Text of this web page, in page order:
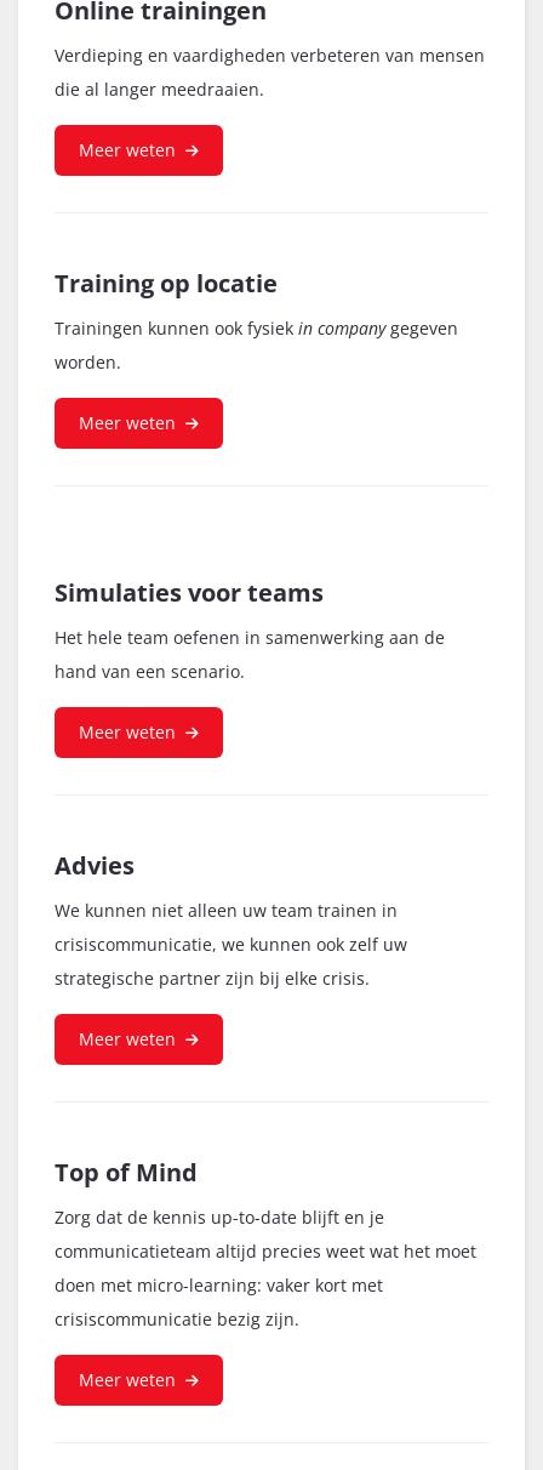
Online trainingen
Verdieping en vaardigheden verbeteren van mensen
die al langer meedraaien.
Meer weten
Training op locatie
Trainingen kunnen ook fysiek in companygegeven
worden.
Meer weten
Simulaties voor teams
Het hele team oefenen in samenwerking aan de
hand van een scenario.
Meer weten
Advies
We kunnen niet alleen uw team trainen in
crisiscommunicatie, we kunnen ook zelf uw
strategische partner zijn bij elke crisis.
Meer weten
Top of Mind
Zorg dat de kennis up-to-date blijft en je
communicatieteam altijd precies weet wat het moet
doen met micro-learning: vaker kort met
crisiscommunicatie bezig zijn.
Meer weten